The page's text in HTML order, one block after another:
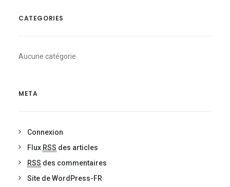
CATEGORIES
Aucune catégorie
META
Connexion
Flux RSS des articles
RSS des commentaires
Site de WordPress-FR